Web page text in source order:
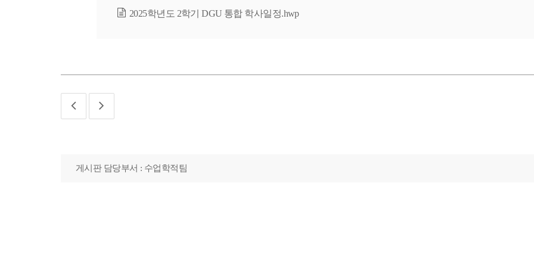
2025학년도 2학기 DGU 통합 학사일정.hwp
게시판 담당부서 : 수업학적팀